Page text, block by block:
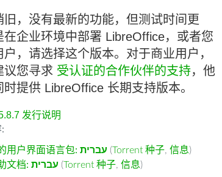
旧，没有最新的功能，但测试时间更
在企业环境中部署 LibreOffice，或者您
，请选择这个版本。对于商业用户，
议您寻求 受认证的合作伙伴的支持，他
提供 LibreOffice 长期支持版本。
发行说明
用户界面语言包: עברית (Torrent 种子, 信息)
文档: עברית (Torrent 种子, 信息)